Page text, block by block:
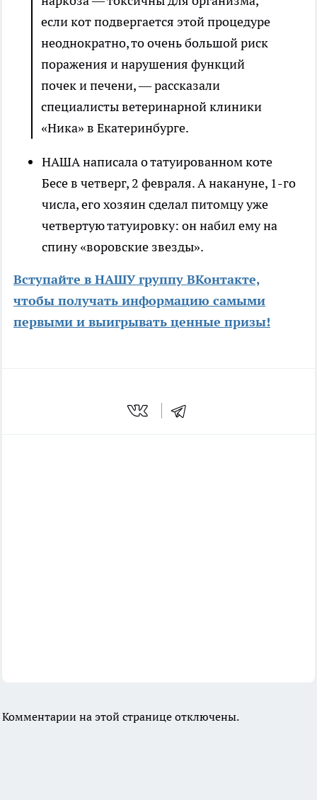
если кот подвергается этой процедуре
неоднократно, то очень большой риск
поражения и нарушения функций
почек и печени, — рассказали
специалисты ветеринарной клиники
«Ника» в Екатеринбурге.
НАША написала о татуированном коте
Бесе в четверг, 2 февраля. А накануне, 1-го
числа, его хозяин сделал питомцу уже
четвертую татуировку: он набил ему на
спину «воровские звезды».
Вступайте в НАШУ группу ВКонтакте,
чтобы получать информацию самыми
первыми и выигрывать ценные призы!
Комментарии на этой странице отключены.